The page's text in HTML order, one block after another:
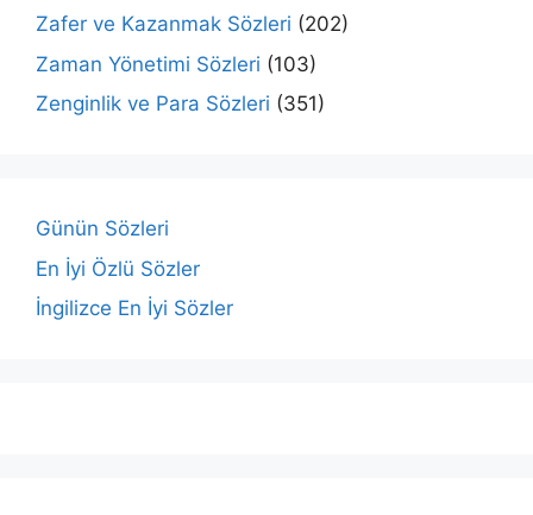
Zafer ve Kazanmak Sözleri (202)
Zaman Yönetimi Sözleri (103)
Zenginlik ve Para Sözleri (351)
Günün Sözleri
En İyi Özlü Sözler
İngilizce En İyi Sözler